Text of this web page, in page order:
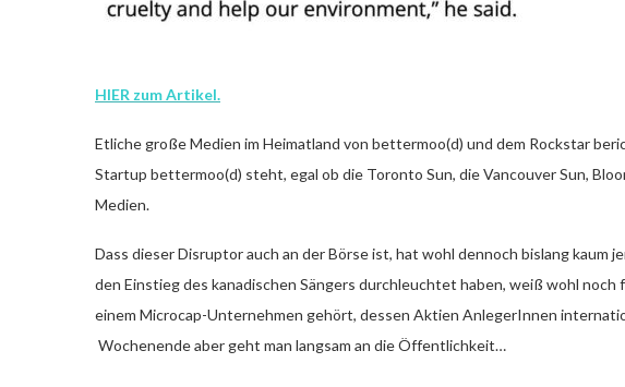
HIER zum Artikel.
Etliche große Medien im Heimatland von bettermoo(d) und dem Rockstar
Startup bettermoo(d) steht, egal ob die Toronto Sun, die Vancouver Sun,
Medien.
Dass dieser Disruptor auch an der Börse ist, hat wohl dennoch bislang kaum
den Einstieg des kanadischen Sängers durchleuchtet haben, weiß wohl noch
einem Microcap-Unternehmen gehört, dessen Aktien AnlegerInnen
Wochenende aber geht man langsam an die Öffentlichkeit…